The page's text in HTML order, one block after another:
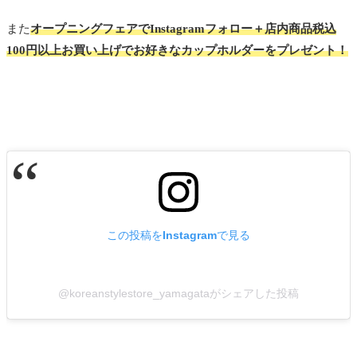
またオープニングフェアでInstagramフォロー＋店内商品税込
100円以上お買い上げでお好きなカップホルダーをプレゼント！
この投稿をInstagramで見る
@koreanstylestore_yamagataがシェアした投稿